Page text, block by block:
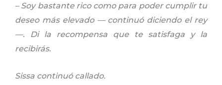
– Soy bastante rico como para poder cumplir tu
deseo más elevado — continuó diciendo el rey
—. Di la recompensa que te satisfaga y la
recibirás.
Sissa continuó callado.